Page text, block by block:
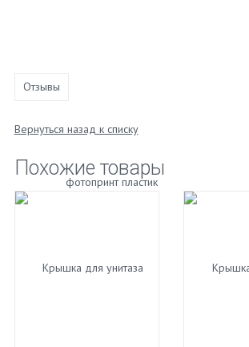
Отзывы
Вернуться назад к списку
Похожие товары